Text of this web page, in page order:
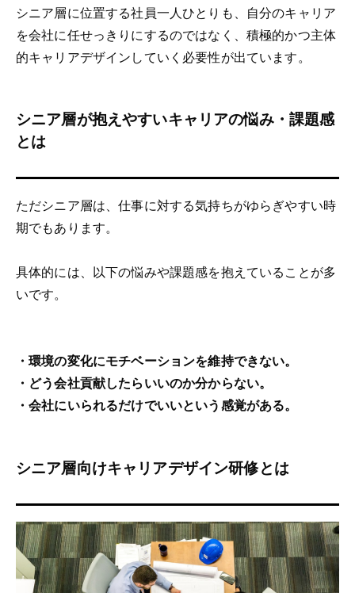
シニア層に位置する社員一人ひとりも、自分のキャリア
を会社に任せっきりにするのではなく、積極的かつ主体
的キャリアデザインしていく必要性が出ています。
シニア層が抱えやすいキャリアの悩み・課題感
とは
ただシニア層は、仕事に対する気持ちがゆらぎやすい時
期でもあります。
具体的には、以下の悩みや課題感を抱えていることが多
いです。
・環境の変化にモチベーションを維持できない。
・どう会社貢献したらいいのか分からない。
・会社にいられるだけでいいという感覚がある。
シニア層向けキャリアデザイン研修とは